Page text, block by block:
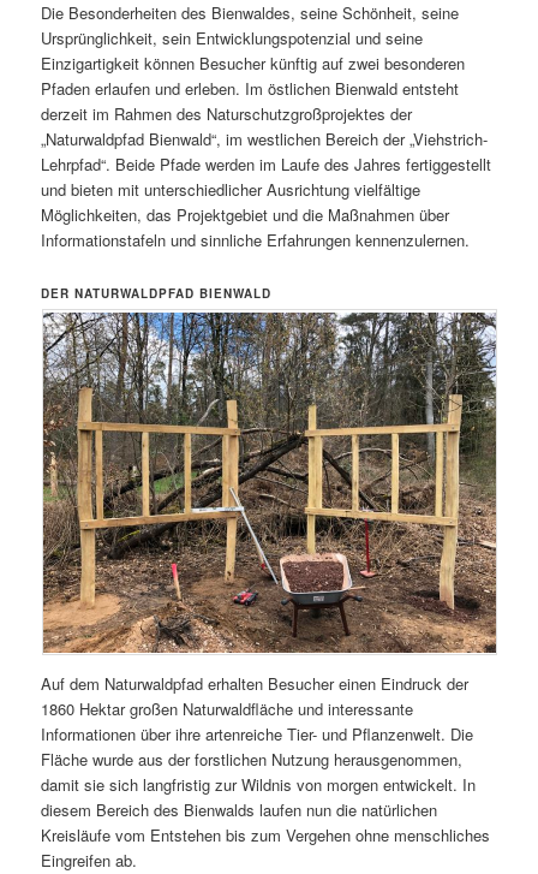
Die Besonderheiten des Bienwaldes, seine Schönheit, seine
Ursprünglichkeit, sein Entwicklungspotenzial und seine
Einzigartigkeit können Besucher künftig auf zwei besonderen
Pfaden erlaufen und erleben. Im östlichen Bienwald entsteht
derzeit im Rahmen des Naturschutzgroßprojektes der
„Naturwaldpfad Bienwald“, im westlichen Bereich der „Viehstrich-
Lehrpfad“. Beide Pfade werden im Laufe des Jahres fertiggestellt
und bieten mit unterschiedlicher Ausrichtung vielfältige
Möglichkeiten, das Projektgebiet und die Maßnahmen über
Informationstafeln und sinnliche Erfahrungen kennenzulernen.
DER NATURWALDPFAD BIENWALD
Auf dem Naturwaldpfad erhalten Besucher einen Eindruck der
1860 Hektar großen Naturwaldfläche und interessante
Informationen über ihre artenreiche Tier- und Pflanzenwelt. Die
Fläche wurde aus der forstlichen Nutzung herausgenommen,
damit sie sich langfristig zur Wildnis von morgen entwickelt. In
diesem Bereich des Bienwalds laufen nun die natürlichen
Kreisläufe vom Entstehen bis zum Vergehen ohne menschliches
Eingreifen ab.